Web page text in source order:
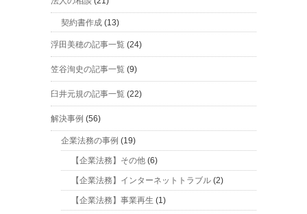
契約書作成 (13)
浮田美穂の記事一覧 (24)
笠谷洵史の記事一覧 (9)
臼井元規の記事一覧 (22)
解決事例 (56)
企業法務の事例 (19)
【企業法務】その他 (6)
【企業法務】インターネットトラブル (2)
【企業法務】事業再生 (1)